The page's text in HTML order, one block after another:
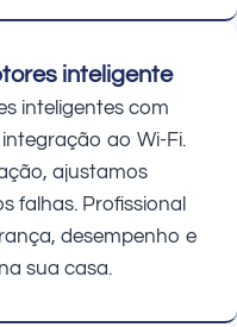
inteligente
inteligentes com
ao Wi-Fi.
ajustamos
falhas. Profissional
desempenho e
sua casa.